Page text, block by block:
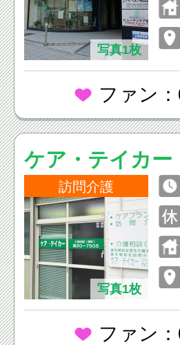
写真1枚
ファン：
ケア・テイカー
訪問介護
写真1枚
ファン：